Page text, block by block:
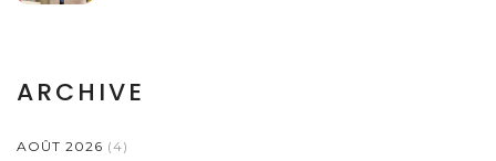
ARCHIVE
AOÛT 2026 (4)